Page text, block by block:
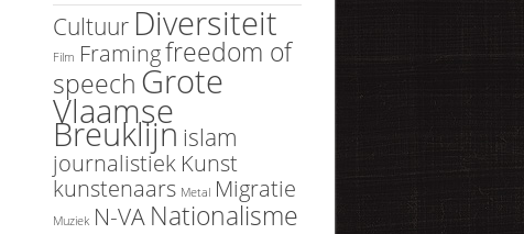
Cultuur Diversiteit
Film Framingfreedom of
speech Grote
Vlaamse
Breuklijn islam
journalistiek Kunst
kunstenaars Metal Migratie
Muziek N-VA Nationalisme